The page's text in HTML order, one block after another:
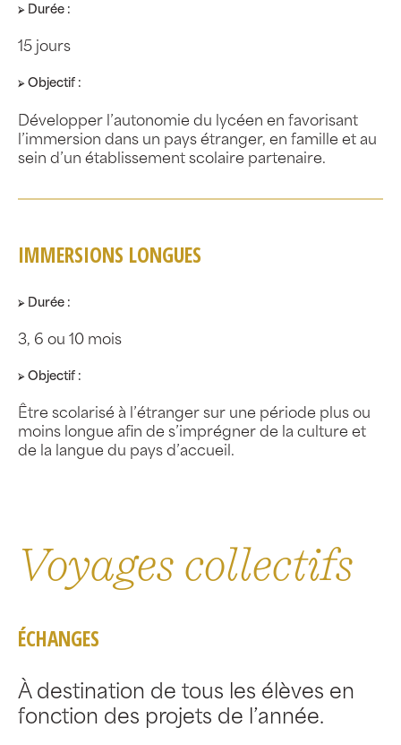
⮚ Durée :
15 jours
⮚ Objectif :
Développer l’autonomie du lycéen en favorisant
l’immersion dans un pays étranger, en famille et au
sein d’un établissement scolaire partenaire.
IMMERSIONS LONGUES
⮚ Durée :
3, 6 ou 10 mois
⮚ Objectif :
Être scolarisé à l’étranger sur une période plus ou
moins longue afin de s’imprégner de la culture et
de la langue du pays d’accueil.
Voyages collectifs
ÉCHANGES
À destination de tous les élèves en
fonction des projets de l’année.